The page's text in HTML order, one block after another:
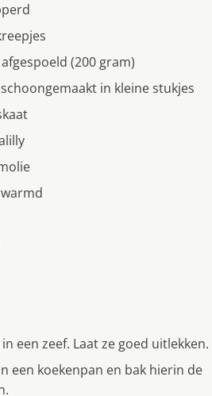
(200 gram)
in kleine stukjes
een zeef. Laat ze goed uitlekken.
een koekenpan en bak hierin de